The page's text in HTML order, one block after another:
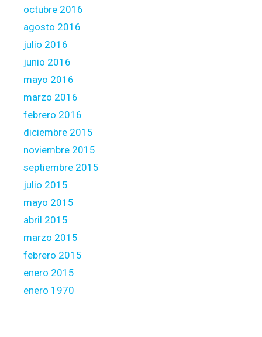
octubre 2016
agosto 2016
julio 2016
junio 2016
mayo 2016
marzo 2016
febrero 2016
diciembre 2015
noviembre 2015
septiembre 2015
julio 2015
mayo 2015
abril 2015
marzo 2015
febrero 2015
enero 2015
enero 1970